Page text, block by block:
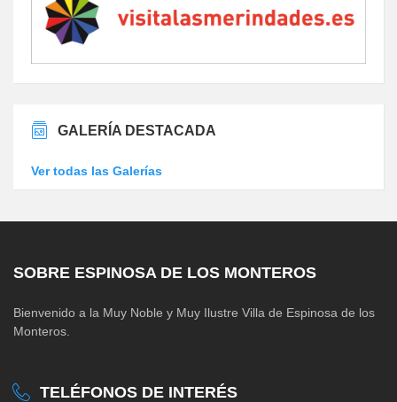
GALERÍA DESTACADA
Ver todas las Galerías
SOBRE ESPINOSA DE LOS MONTEROS
Bienvenido a la Muy Noble y Muy Ilustre Villa de Espinosa de los
Monteros.
TELÉFONOS DE INTERÉS